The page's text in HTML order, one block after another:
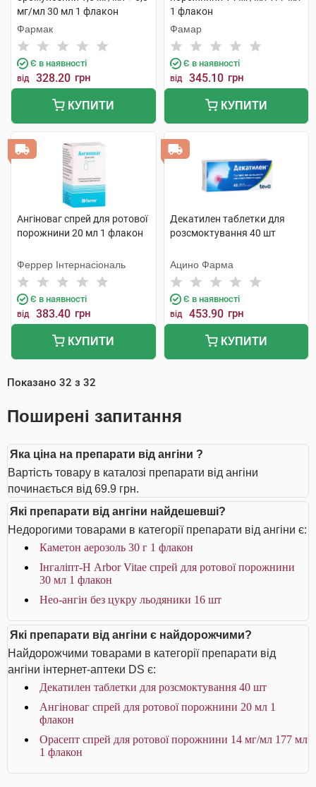
мг/мл 30 мл 1 флакон
Фармак
Є в наявності
від 328.20 грн
КУПИТИ
1 флакон
Фамар
Є в наявності
від 345.10 грн
КУПИТИ
Ангіноваг спрей для ротової
порожнини 20 мл 1 флакон
Феррер Інтернасіональ
Є в наявності
від 383.40 грн
КУПИТИ
Декатилен таблетки для
розсмоктування 40 шт
Ацино Фарма
Є в наявності
від 453.90 грн
КУПИТИ
Показано 32 з 32
Поширені запитання
Яка ціна на препарати від ангіни ?
Вартість товару в каталозі препарати від ангіни
починається від 69.9 грн.
Які препарати від ангіни найдешевші?
Недорогими товарами в категорії препарати від ангіни є:
Каметон аерозоль 30 г 1 флакон
Інгаліпт-Н Arbor Vitae спрей для ротової порожнини
30 мл 1 флакон
Нео-ангін без цукру льодяники 16 шт
Які препарати від ангіни є найдорожчими?
Найдорожчими товарами в категорії препарати від
ангіни інтернет-аптеки DS є:
Декатилен таблетки для розсмоктування 40 шт
Ангіноваг спрей для ротової порожнини 20 мл 1
флакон
Орасепт спрей для ротової порожнини 14 мг/мл 177 мл
1 флакон